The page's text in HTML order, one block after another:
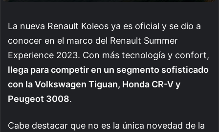
La nueva Renault Koleos ya es oficial y se dio a
conocer en el marco del Renault Summer
Experience 2023. Con más tecnología y confort,
llega para competir en un segmento sofisticado
con la Volkswagen Tiguan, Honda CR-V y
Peugeot 3008.
Cabe destacar que no es la única novedad de la